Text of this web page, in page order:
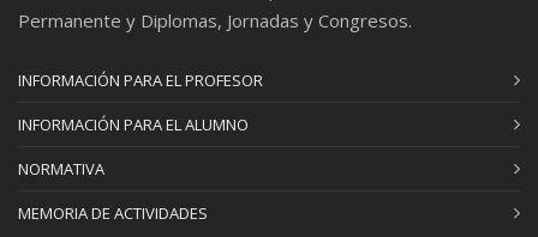
aérea y ortofoto. Proceso de ortorrectificación.
en el Catastro. Limitaciones del uso de las
Desplazamiento de azoteas de construcciones
georreferenciada. Validación gráfica catastral.
Permanente y Diplomas, Jornadas y Congresos.
INFORMACIÓN PARA EL PROFESOR
INFORMACIÓN PARA EL ALUMNO
NORMATIVA
MEMORIA DE ACTIVIDADES